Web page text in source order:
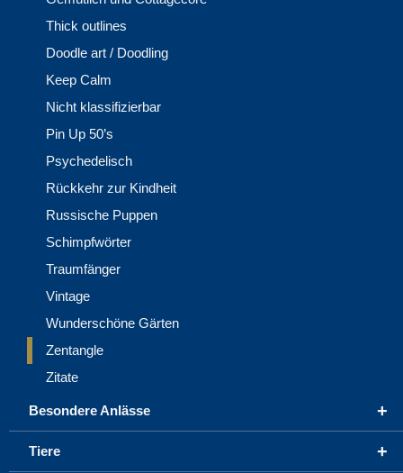
Thick outlines
Doodle art / Doodling
Keep Calm
Nicht klassifizierbar
Pin Up 50’s
Psychedelisch
Rückkehr zur Kindheit
Russische Puppen
Schimpfwörter
Traumfänger
Vintage
Wunderschöne Gärten
Zentangle
Zitate
+
Besondere Anlässe
+
Tiere